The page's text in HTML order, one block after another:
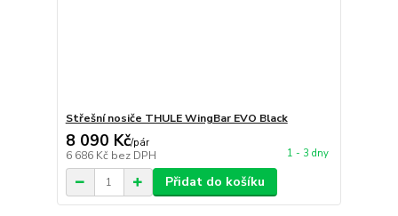
Střešní nosiče THULE WingBar EVO Black
8 090 Kč/pár
6 686 Kč bez DPH 1 - 3 dny
Přidat do košíku